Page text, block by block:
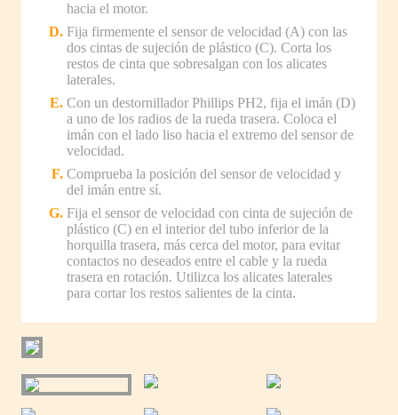
hacia el motor.
Fija firmemente el sensor de velocidad (A) con las
dos cintas de sujeción de plástico (C). Corta los
restos de cinta que sobresalgan con los alicates
laterales.
Con un destornillador Phillips PH2, fija el imán (D)
a uno de los radios de la rueda trasera. Coloca el
imán con el lado liso hacia el extremo del sensor de
velocidad.
Comprueba la posición del sensor de velocidad y
del imán entre sí.
Fija el sensor de velocidad con cinta de sujeción de
plástico (C) en el interior del tubo inferior de la
horquilla trasera, más cerca del motor, para evitar
contactos no deseados entre el cable y la rueda
trasera en rotación. Utilizca los alicates laterales
para cortar los restos salientes de la cinta.